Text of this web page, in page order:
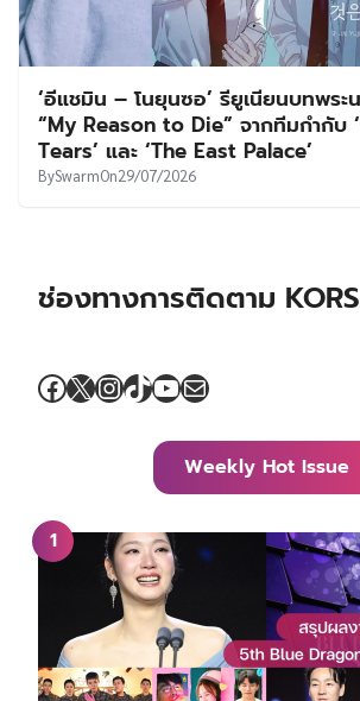
‘อีแชมิน – โนยุนซอ’ รียูเนียนบทพระน
ช่องทางการติดตาม
FacebookInstagram
TikTok
YouTube
Mail
Weekly Hot Issue